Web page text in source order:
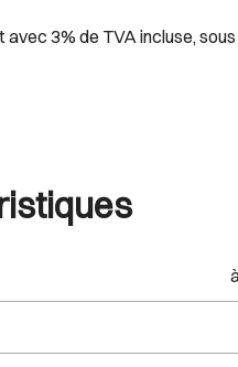
avec 3% de TVA incluse,